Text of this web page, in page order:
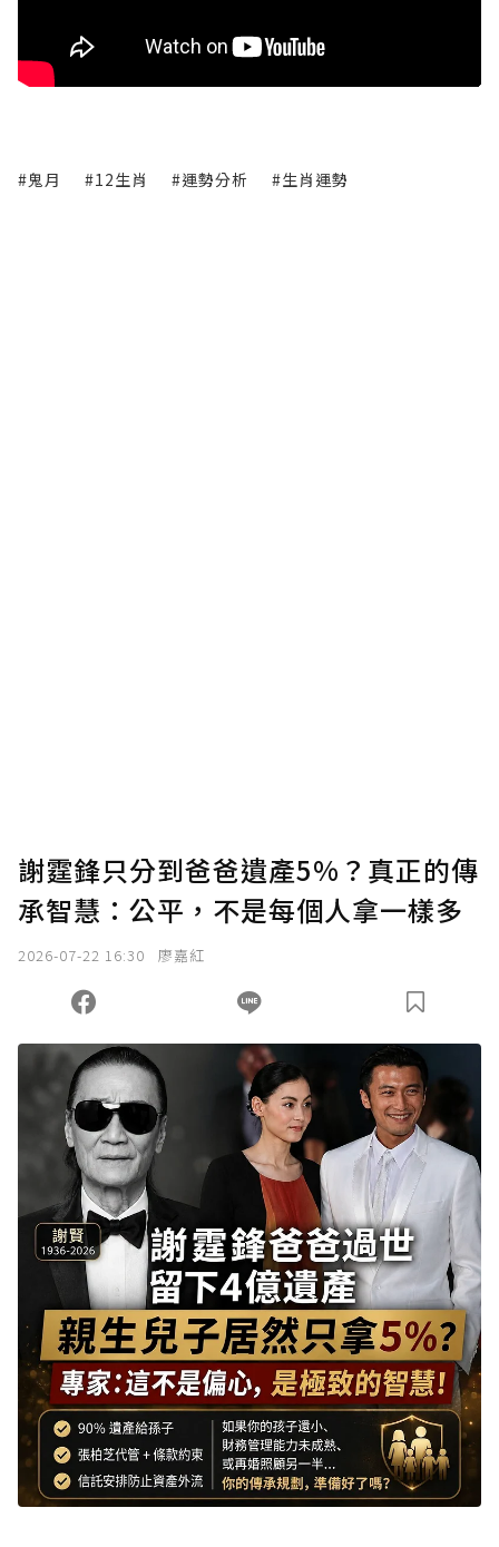
#鬼月 #12生肖 #運勢分析 #生肖運勢
謝霆鋒只分到爸爸遺產5%？真正的傳
承智慧：公平，不是每個人拿一樣多
2026-07-22 16:30 廖嘉紅